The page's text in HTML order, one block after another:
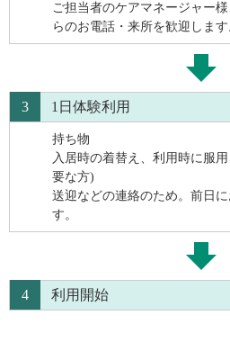
ご担当者のケアマネージャー
らのお電話・来所を歓迎します
3 1日体験利用
持ち物
入居時の着替え、利用時に服
要な方)
送迎などの連絡のため。前日
す。
4 利用開始